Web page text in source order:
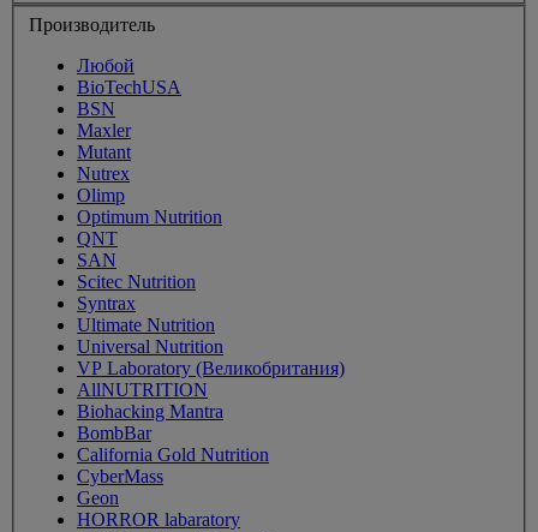
Производитель
Любой
BioTechUSA
BSN
Maxler
Mutant
Nutrex
Olimp
Optimum Nutrition
QNT
SAN
Scitec Nutrition
Syntrax
Ultimate Nutrition
Universal Nutrition
VP Laboratory (Великобритания)
AllNUTRITION
Biohacking Mantra
BombBar
California Gold Nutrition
CyberMass
Geon
HORROR labaratory